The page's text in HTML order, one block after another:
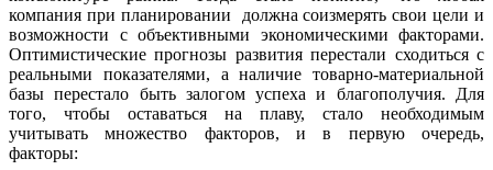
компания при планировании должна соизмерять свои цели и
возможности с объективными экономическими факторами.
Оптимистические прогнозы развития перестали сходиться с
реальными показателями, а наличие товарно-материальной
базы перестало быть залогом успеха и благополучия. Для
того, чтобы оставаться на плаву, стало необходимым
учитывать множество факторов, и в первую очередь,
факторы: